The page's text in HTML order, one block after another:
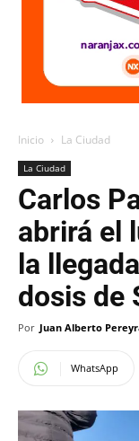
Inicio La Ciudad
La Ciudad
Carlos
abrirá el
la
dosis de
Por Juan Alberto
WhatsApp